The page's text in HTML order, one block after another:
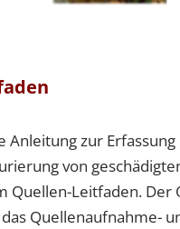
Anleitung zur
von
Quellen-Leitfaden. Der
Quellenaufnahme-